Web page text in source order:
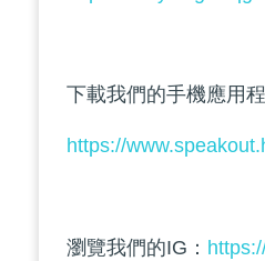
下載我們的手機應用
https://
瀏覽我們的IG：